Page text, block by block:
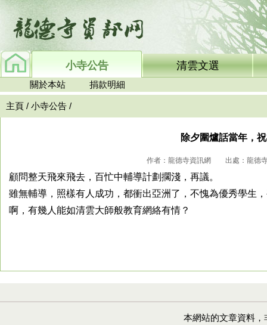
小寺公告 清雲文選
關於本站 捐款明細
主頁 / 小寺公告 /
除夕圍爐話當年，
作者：龍德寺資訊網 出處：龍
顧問整天飛來飛去，百忙中輔導計劃擱淺，再議。
雖無輔導，照樣有人成功，都衝出亞洲了，不愧為優秀學生
啊，有幾人能如清雲大師般教育網絡有情？
本網站的文章資料